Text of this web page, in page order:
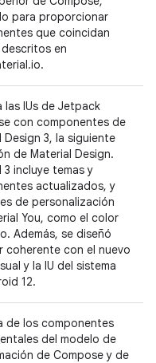
para proporcionar
que coincidan
en
las IUs de Jetpack
con componentes de
Design 3, la siguiente
de Material Design.
3 incluye temas y
actualizados, y
de personalización
You, como el color
Además, se diseñó
coherente con el nuevo
y la IU del sistema
12.
de los componentes
del modelo de
de Compose y de